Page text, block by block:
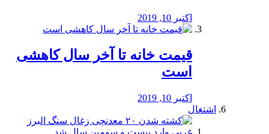
اکتبر 10, 2019
قیمت خانه تا آخر سال کاهشی
است
اکتبر 10, 2019
اشتغال